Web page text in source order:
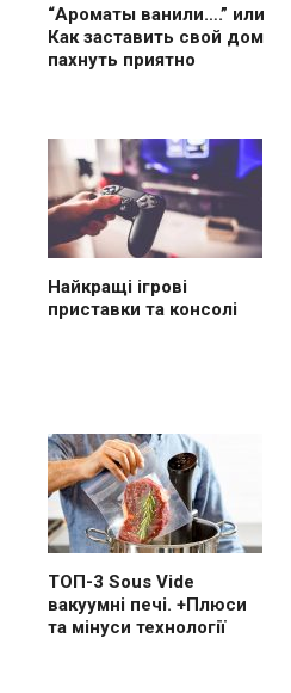
“Ароматы ванили….” или
Как заставить свой дом
пахнуть приятно
Найкращі ігрові
приставки та консолі
ТОП-3 Sous Vide
вакуумні печі. +Плюси
та мінуси технології